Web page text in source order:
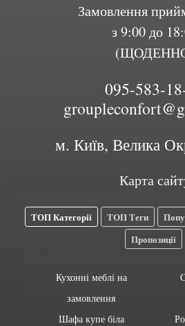
Замовлення
з 9:00 до
095-583-
м. Київ, Велика
Карта
ТОП Категорії ТОП Теги
Пропозиції
Кухонні меблі на
замовлення
Шафа купе біла